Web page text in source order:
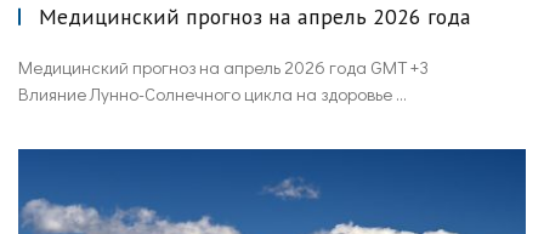
Медицинский прогноз на апрель 2026 года
Медицинский прогноз на апрель 2026 года GMT +3
Влияние Лунно-Солнечного цикла на здоровье ...